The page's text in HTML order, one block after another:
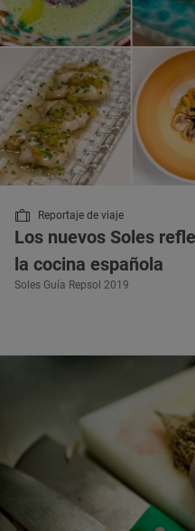
Reportaje de viaje
Los nuevos Soles
la cocina española
Soles Guía Repsol 2019